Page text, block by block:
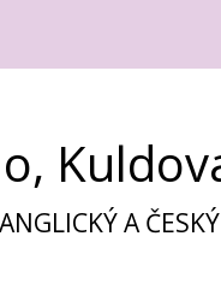
A ČESKÝ